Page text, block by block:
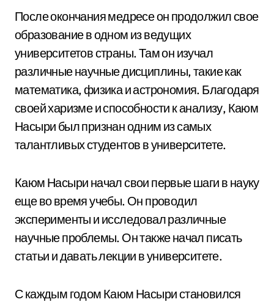
После окончания медресе он продолжил свое
образование в одном из ведущих
университетов страны. Там он изучал
различные научные дисциплины, такие как
математика, физика и астрономия. Благодаря
своей харизме и способности к анализу, Каюм
Насыри был признан одним из самых
талантливых студентов в университете.
Каюм Насыри начал свои первые шаги в науку
еще во время учебы. Он проводил
эксперименты и исследовал различные
научные проблемы. Он также начал писать
статьи и давать лекции в университете.
С каждым годом Каюм Насыри становился